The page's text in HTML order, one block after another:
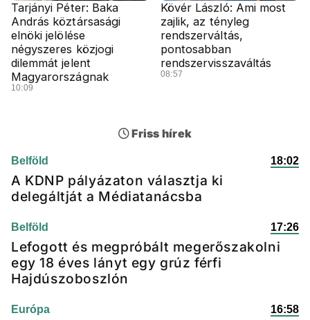
Tarjányi Péter: Baka
András köztársasági
elnöki jelölése
négyszeres közjogi
dilemmát jelent
Magyarországnak
10:09
Kövér László: Ami most
zajlik, az tényleg
rendszerváltás,
pontosabban
rendszervisszaváltás
08:57
Friss hírek
Belföld 18:02
A KDNP pályázaton választja ki
delegáltját a Médiatanácsba
Belföld 17:26
Lefogott és megpróbált megerőszakolni
egy 18 éves lányt egy grúz férfi
Hajdúszoboszlón
Európa 16:58